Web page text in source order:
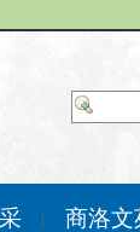
| 商洛文